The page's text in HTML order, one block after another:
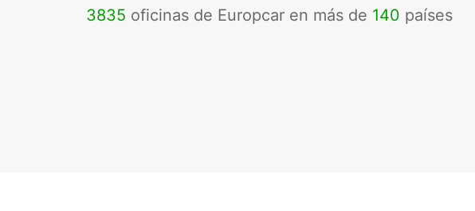
3835 oficinas de Europcar en más de 140 países